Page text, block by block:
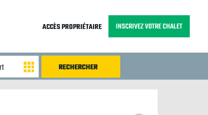
ACCÈS PROPRIÉTAIRE INSCRIVEZ VOTRE CHALET